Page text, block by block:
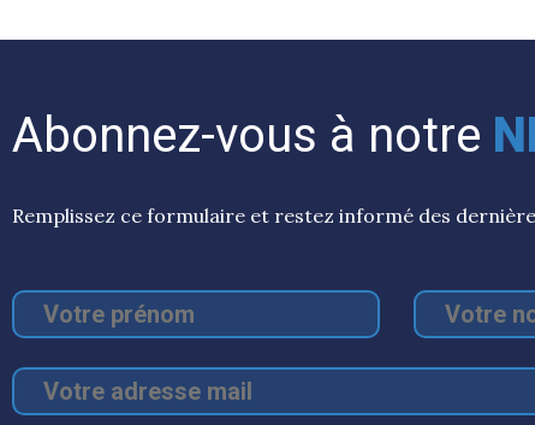
Abonnez-vous à notre
Remplissez ce formulaire et restez informé des